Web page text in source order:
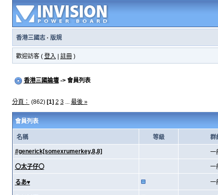
香港三國志· 版規
歡迎訪客 ( 登入 註冊)
香港三國論壇-> 會員列表
分頁： (862) [1] 2 3... 最後 »
會員列表
名稱 等級 群
#generick[somexrumerkey,8,8] 一
〇太子仔〇 一
るあ♥ 一